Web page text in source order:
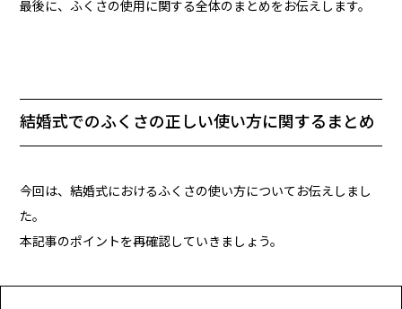
最後に、ふくさの使用に関する全体のまとめをお伝えします。
結婚式でのふくさの正しい使い方に関するまとめ
今回は、結婚式におけるふくさの使い方についてお伝えしまし
た。
本記事のポイントを再確認していきましょう。